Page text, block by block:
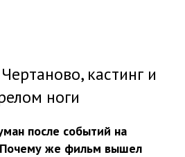
ово, кастинг и
ноги
после событий на
же фильм вышел